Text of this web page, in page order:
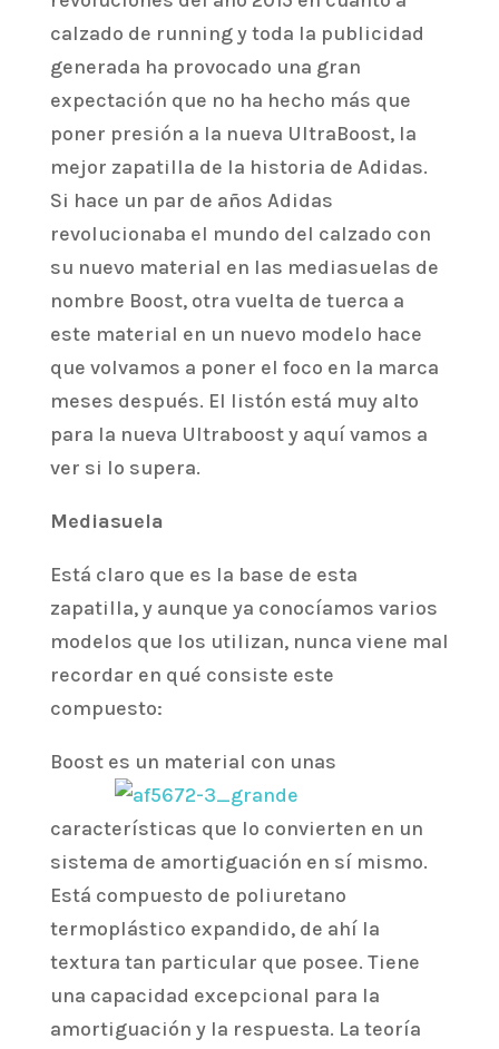
calzado de running y toda la publicidad
generada ha provocado una gran
expectación que no ha hecho más que
poner presión a la nueva UltraBoost, la
mejor zapatilla de la historia de Adidas.
Si hace un par de años Adidas
revolucionaba el mundo del calzado con
su nuevo material en las mediasuelas de
nombre Boost, otra vuelta de tuerca a
este material en un nuevo modelo hace
que volvamos a poner el foco en la marca
meses después. El listón está muy alto
para la nueva Ultraboost y aquí vamos a
ver si lo supera.
Mediasuela
Está claro que es la base de esta
zapatilla, y aunque ya conocíamos varios
modelos que los utilizan, nunca viene mal
recordar en qué consiste este
compuesto:
Boost es un material con unas
características que lo convierten en un
sistema de amortiguación en sí mismo.
Está compuesto de poliuretano
termoplástico expandido, de ahí la
textura tan particular que posee. Tiene
una capacidad excepcional para la
amortiguación y la respuesta. La teoría